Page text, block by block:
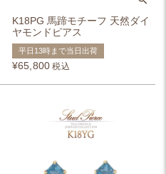
K18PG 馬蹄モチーフ 天然ダイ
ヤモンドピアス
平日13時まで当日出荷
¥65,800 税込